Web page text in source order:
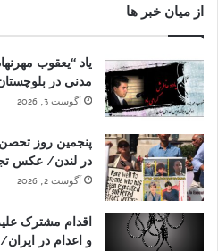
از میان خبر ها
یاد “یعقوب
مدنی در
آگوست 3, 2026
پنجمین روز تحصن
در لندن/ عکس
آگوست 2, 2026
اقدام مشترک
و اعدام در